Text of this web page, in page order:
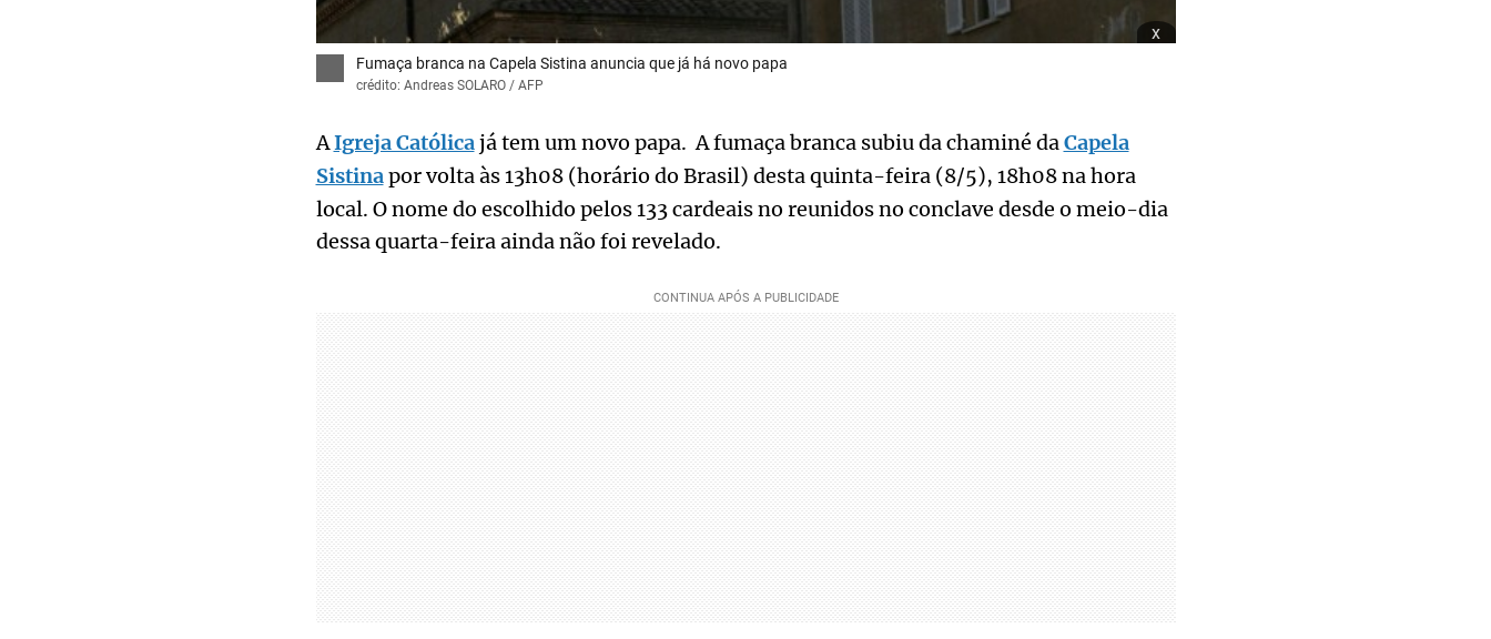
x
Fumaça branca na Capela Sistina anuncia que já há novo papa
crédito: Andreas SOLARO / AFP
AIgreja Católicajá tem um novo papa. A fumaça branca subiu da chaminé daCapela
Sistinapor volta às 13h08 (horário do Brasil) desta quinta-feira (8/5), 18h08 na hora
local. O nome do escolhido pelos 133 cardeais no reunidos no conclave desde o meio-dia
dessa quarta-feira ainda não foi revelado.